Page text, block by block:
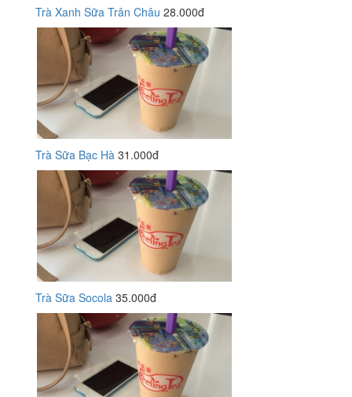
Trà Xanh Sữa Trân Châu 28.000đ
Trà Sữa Bạc Hà 31.000đ
Trà Sữa Socola 35.000đ